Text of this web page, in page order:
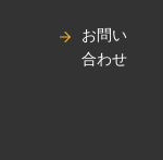
お問い
合わせ